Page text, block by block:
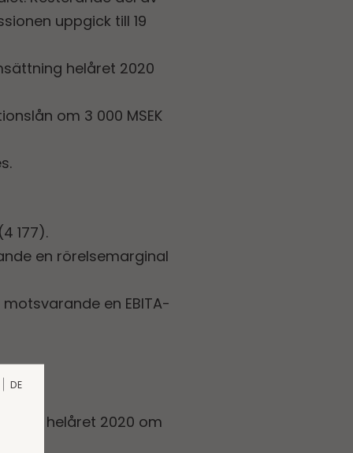
uppgick till 19
helåret 2020
om 3 000 MSEK
177).
en rörelsemarginal
en EBITA-
helåret 2020 om
DE